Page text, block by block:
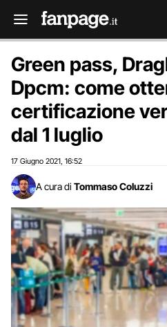
Green pass,
Dpcm: come
certificazione
dal 1 luglio
17 Giugno 2021 16:52
A cura di Tommaso Coluzzi